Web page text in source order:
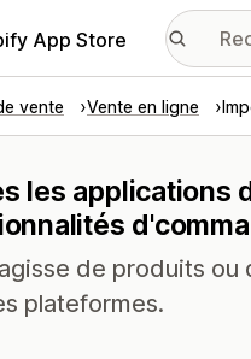
App Store
vente Vente en ligne
les applications
de produits
plateformes.